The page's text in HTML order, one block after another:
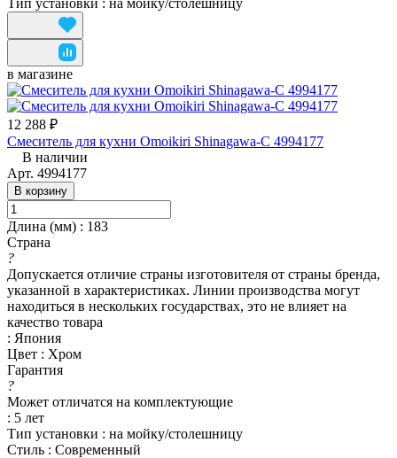
в магазине
12 288 ₽
Смеситель для кухни Omoikiri Shinagawa-C 4994177
В наличии
Арт. 4994177
В корзину
Длина (мм) : 183
Страна
?
Допускается отличие страны изготовителя от страны бренда,
указанной в характеристиках. Линии производства могут
находиться в нескольких государствах, это не влияет на
качество товара
: Япония
Цвет : Хром
Гарантия
?
Может отличатся на комплектующие
: 5 лет
Тип установки : на мойку/столешницу
Стиль : Современный